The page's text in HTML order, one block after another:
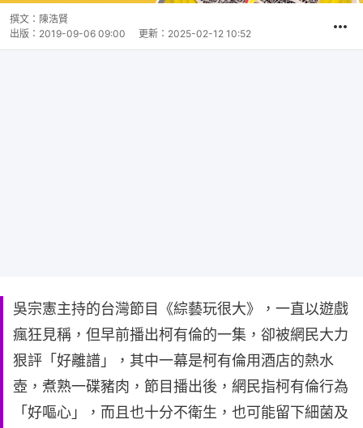
撰文： 陳浩賢
出版： 2019-09-06 09:00 更新： 2025-02-12 10:52
吳宗憲主持的台灣節目《綜藝玩很大》，一直以遊戲
瘋狂見稱，但早前播出柯有倫的一集，卻被網民大力
狠評「好離譜」，其中一幕是柯有倫用酒店的熱水
壺，煮熟一碟豬肉，節目播出後，網民指柯有倫行為
「好嘔心」，而且也十分不衛生，也可能留下細菌及